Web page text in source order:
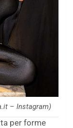
– Instagram)
per forme